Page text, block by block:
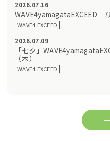
2026.07.16
WAVE4yamagataEXCEED 7
WAVE4 EXCEED
2026.07.09
「七夕」
（木）
WAVE4 EXCEED